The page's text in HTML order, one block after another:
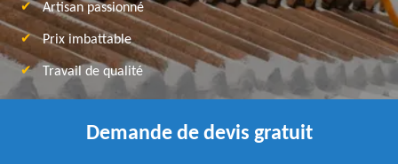
Artisan passionné
Prix imbattable
Travail de qualité
Demande de devis gratuit